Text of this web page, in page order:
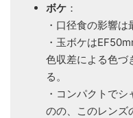
ボケ ：
・口径食の影響は
・玉ボケは
色収差による色づ
る。
・コンパクトで
のの、このレンズ